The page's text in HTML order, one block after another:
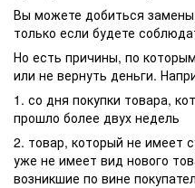
Вы можете добиться замены
только если будете
Но есть причины, по
или не вернуть деньги.
1. со дня покупки товара,
прошло более двух недель
2. товар, который не имеет
уже не имеет вид нового
возникшие по вине